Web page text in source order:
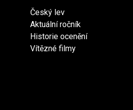
Český lev
Aktuální ročník
Historie ocenění
Vítězné filmy